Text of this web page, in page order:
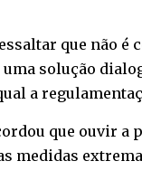
que não é
solução
a
que ouvir a
medidas